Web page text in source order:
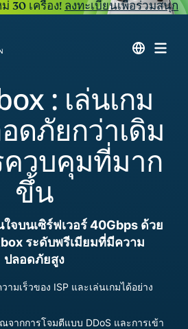
30 เครื่อง! ลงทะเบียนเพื่อร่วมสนุก
: เล่นเกม
ดภัยกว่าเดิม
วบคุมที่มาก
ขึ้น
ใจบนเซิร์ฟเวอร์ 40Gbps ด้วย
ระดับพรีเมียมที่มีความ
ปลอดภัยสูง
ามเร็วของ ISP และเล่นเกมได้อย่าง
จากการโจมตีแบบ DDoS และการเข้า